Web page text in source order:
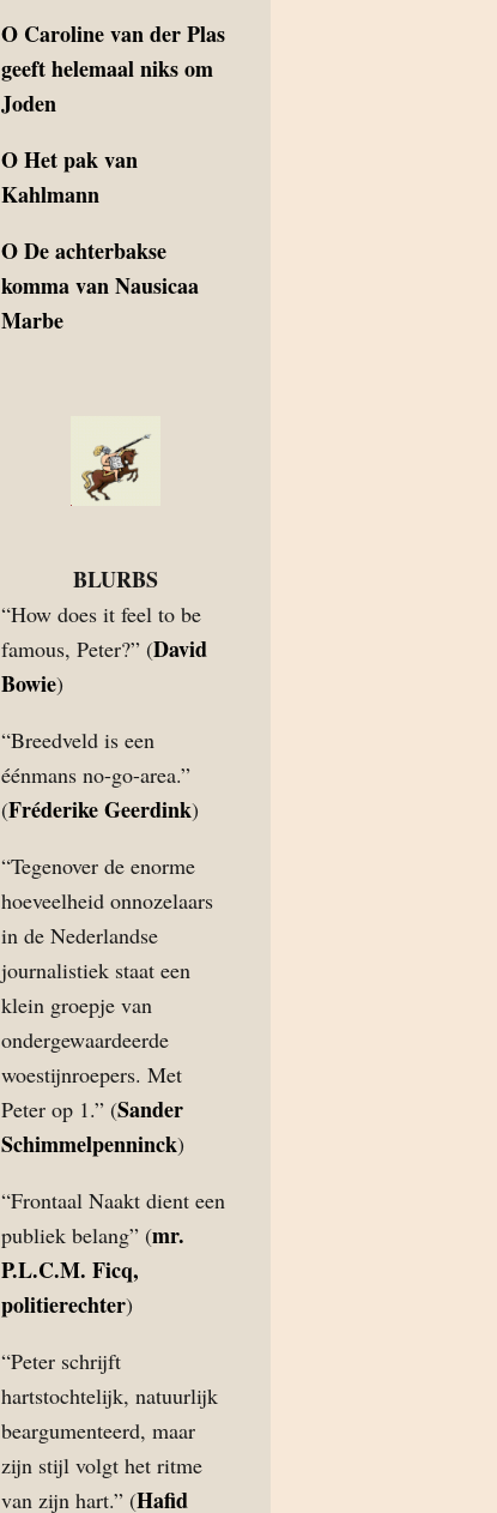
O Caroline van der Plas
geeft helemaal niks om
Joden
OHet pak van
Kahlmann
ODe achterbakse
komma van Nausicaa
Marbe
BLURBS
“How does it feel to be
famous, Peter?” (David
Bowie)
“Breedveld is een
éénmans no-go-area.”
(Fréderike Geerdink)
“Tegenover de enorme
hoeveelheid onnozelaars
in de Nederlandse
journalistiek staat een
klein groepje van
ondergewaardeerde
woestijnroepers. Met
Peter op 1.” (Sander
Schimmelpenninck)
“Frontaal Naakt dient een
publiek belang” (mr.
P.L.C.M. Ficq,
politierechter)
“Peter schrijft
hartstochtelijk, natuurlijk
beargumenteerd, maar
zijn stijl volgt het ritme
van zijn hart.” (Hafid